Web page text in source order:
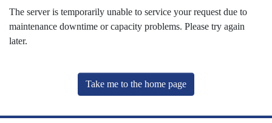
The server is temporarily unable to service your request due to
maintenance downtime or capacity problems. Please try again
later.
Take me to the home page